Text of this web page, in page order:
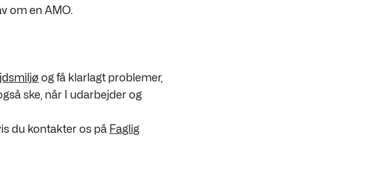
om en AMO.
og få klarlagt problemer,
ske, når I udarbejder og
du kontakter os på Faglig